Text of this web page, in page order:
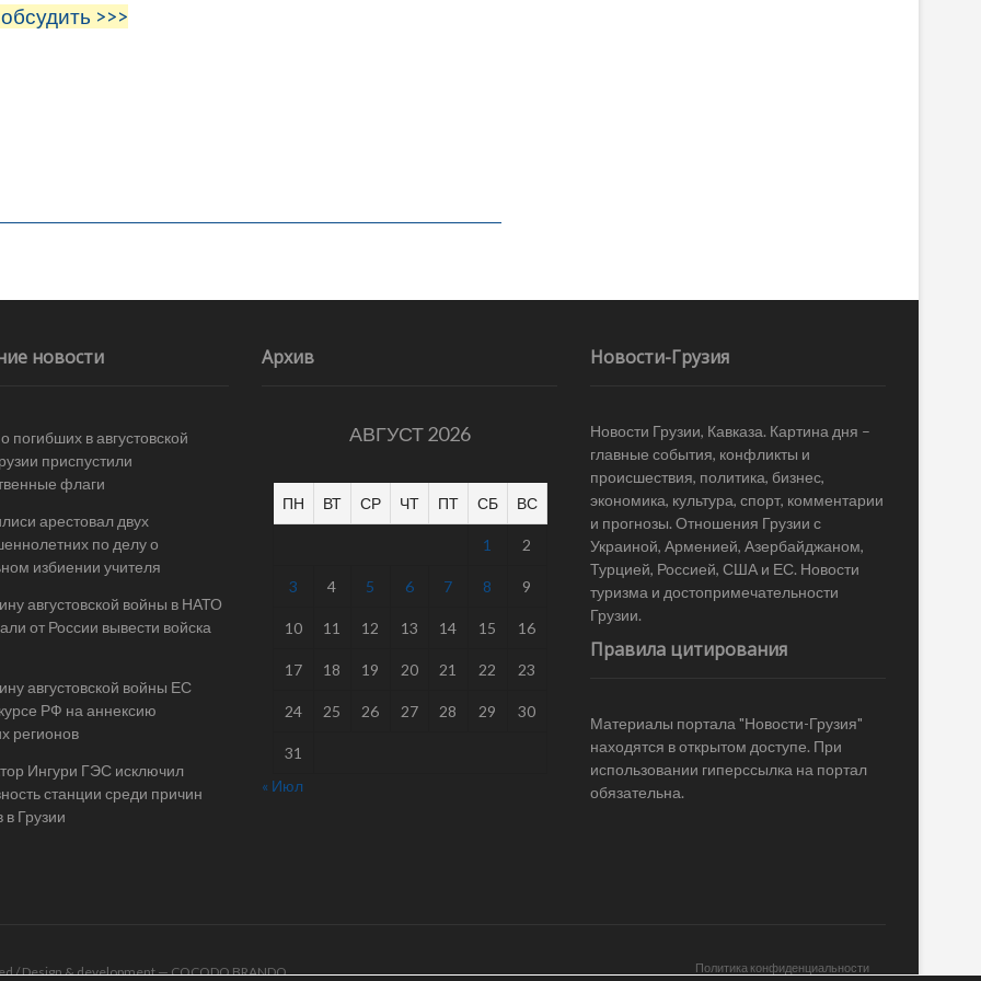
>>>
новости
погибших в августовской
приспустили
флаги
арестовал двух
по делу о
избиении учителя
августовской войны в НАТО
от России вывести войска
августовской войны ЕС
РФ на аннексию
регионов
Ингури ГЭС исключил
станции среди причин
в Грузии
Архив
АВГУСТ 2026
ПН ВТ СР ЧТ ПТ СБ ВС
1 2
3 4 5 6 7 8 9
10 11 12 13 14 15 16
17 18 19 20 21 22 23
24 25 26 27 28 29 30
31
« Июл
Новости-Грузия
Новости Грузии, Кавказа. Картина дня –
главные события, конфликты и
происшествия, политика, бизнес,
экономика, культура, спорт, комментарии
и прогнозы. Отношения Грузии с
Украиной, Арменией, Азербайджаном,
Турцией, Россией, США и ЕС. Новости
туризма и достопримечательности
Грузии.
Правила цитирования
Материалы портала "Новости-Грузия"
находятся в открытом доступе. При
использовании гиперссылка на портал
обязательна.
Политика конфиденциальности
/ Design & development —COCODO BRANDO